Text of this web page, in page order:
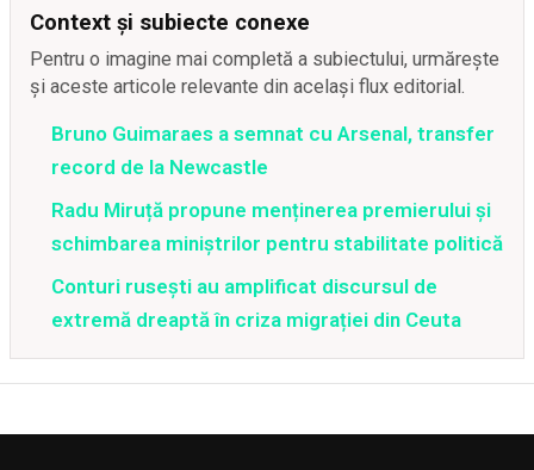
Context și subiecte conexe
Pentru o imagine mai completă a subiectului, urmărește
și aceste articole relevante din același flux editorial.
Bruno Guimaraes a semnat cu Arsenal, transfer
record de la Newcastle
Radu Miruță propune menținerea premierului și
schimbarea miniștrilor pentru stabilitate politică
Conturi rusești au amplificat discursul de
extremă dreaptă în criza migrației din Ceuta